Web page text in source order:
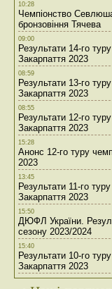
10:28
Чемпіонство
бронзовіння Тячева
09:00
Результати 14-го
Закарпаття 2023
08:59
Результати 13-го
Закарпаття 2023
08:55
Результати 12-го
Закарпаття 2023
15:28
Анонс 12-го туру
2023
13:45
Результати 11-го
Закарпаття 2023
15:50
ДЮФЛ України.
сезону 2023/2024
15:40
Результати 10-го
Закарпаття 2023